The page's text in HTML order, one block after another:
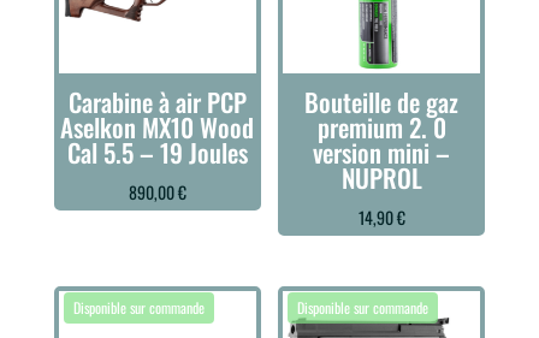
Carabine à air PCP
Aselkon MX10 Wood
Cal 5.5 – 19 Joules
890,00€
Bouteille de gaz
premium 2. 0
version mini –
NUPROL
14,90€